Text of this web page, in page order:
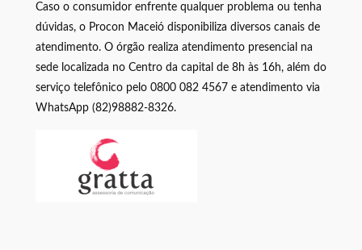
Caso o consumidor enfrente qualquer problema ou tenha
dúvidas, o Procon Maceió disponibiliza diversos canais de
atendimento. O órgão realiza atendimento presencial na
sede localizada no Centro da capital de 8h às 16h, além do
serviço telefônico pelo 0800 082 4567 e atendimento via
WhatsApp (82)98882-8326.